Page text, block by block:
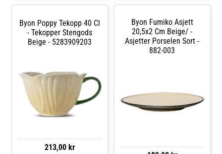
Byon Poppy Tekopp 40 Cl
- Tekopper Stengods
Beige - 5283909203
213,00 kr
Byon Fumiko Asjett
20,5x2 Cm Beige/ -
Asjetter Porselen Sort -
882-003